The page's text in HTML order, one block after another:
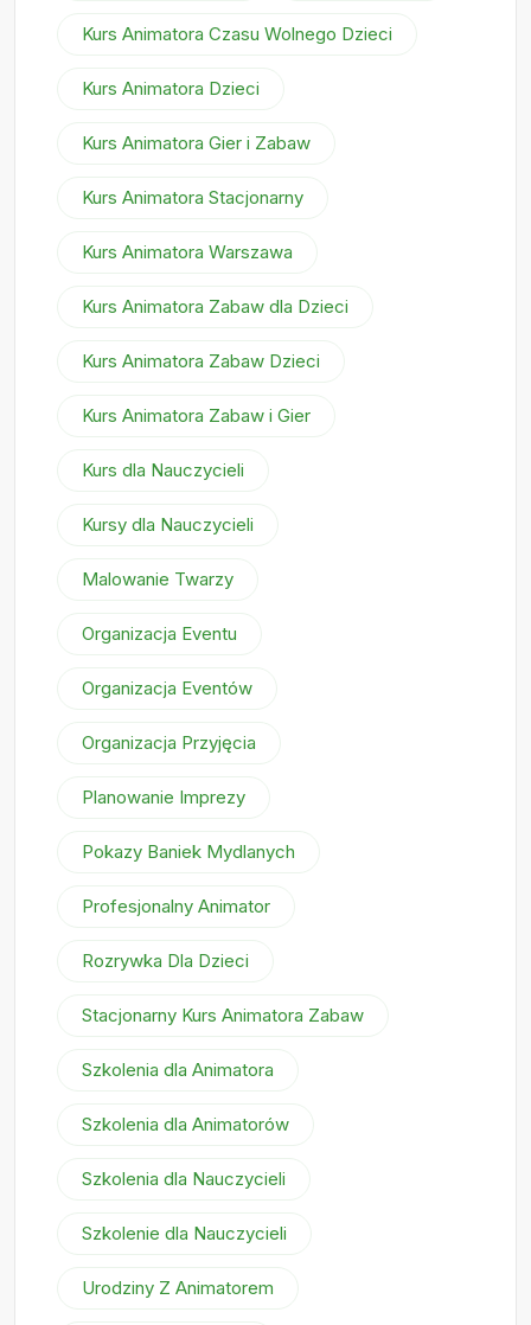
Kurs Animatora Czasu Wolnego Dzieci
Kurs Animatora Dzieci
Kurs Animatora Gier i Zabaw
Kurs Animatora Stacjonarny
Kurs Animatora Warszawa
Kurs Animatora Zabaw dla Dzieci
Kurs Animatora Zabaw Dzieci
Kurs Animatora Zabaw i Gier
Kurs dla Nauczycieli
Kursy dla Nauczycieli
Malowanie Twarzy
Organizacja Eventu
Organizacja Eventów
Organizacja Przyjęcia
Planowanie Imprezy
Pokazy Baniek Mydlanych
Profesjonalny Animator
Rozrywka Dla Dzieci
Stacjonarny Kurs Animatora Zabaw
Szkolenia dla Animatora
Szkolenia dla Animatorów
Szkolenia dla Nauczycieli
Szkolenie dla Nauczycieli
Urodziny Z Animatorem